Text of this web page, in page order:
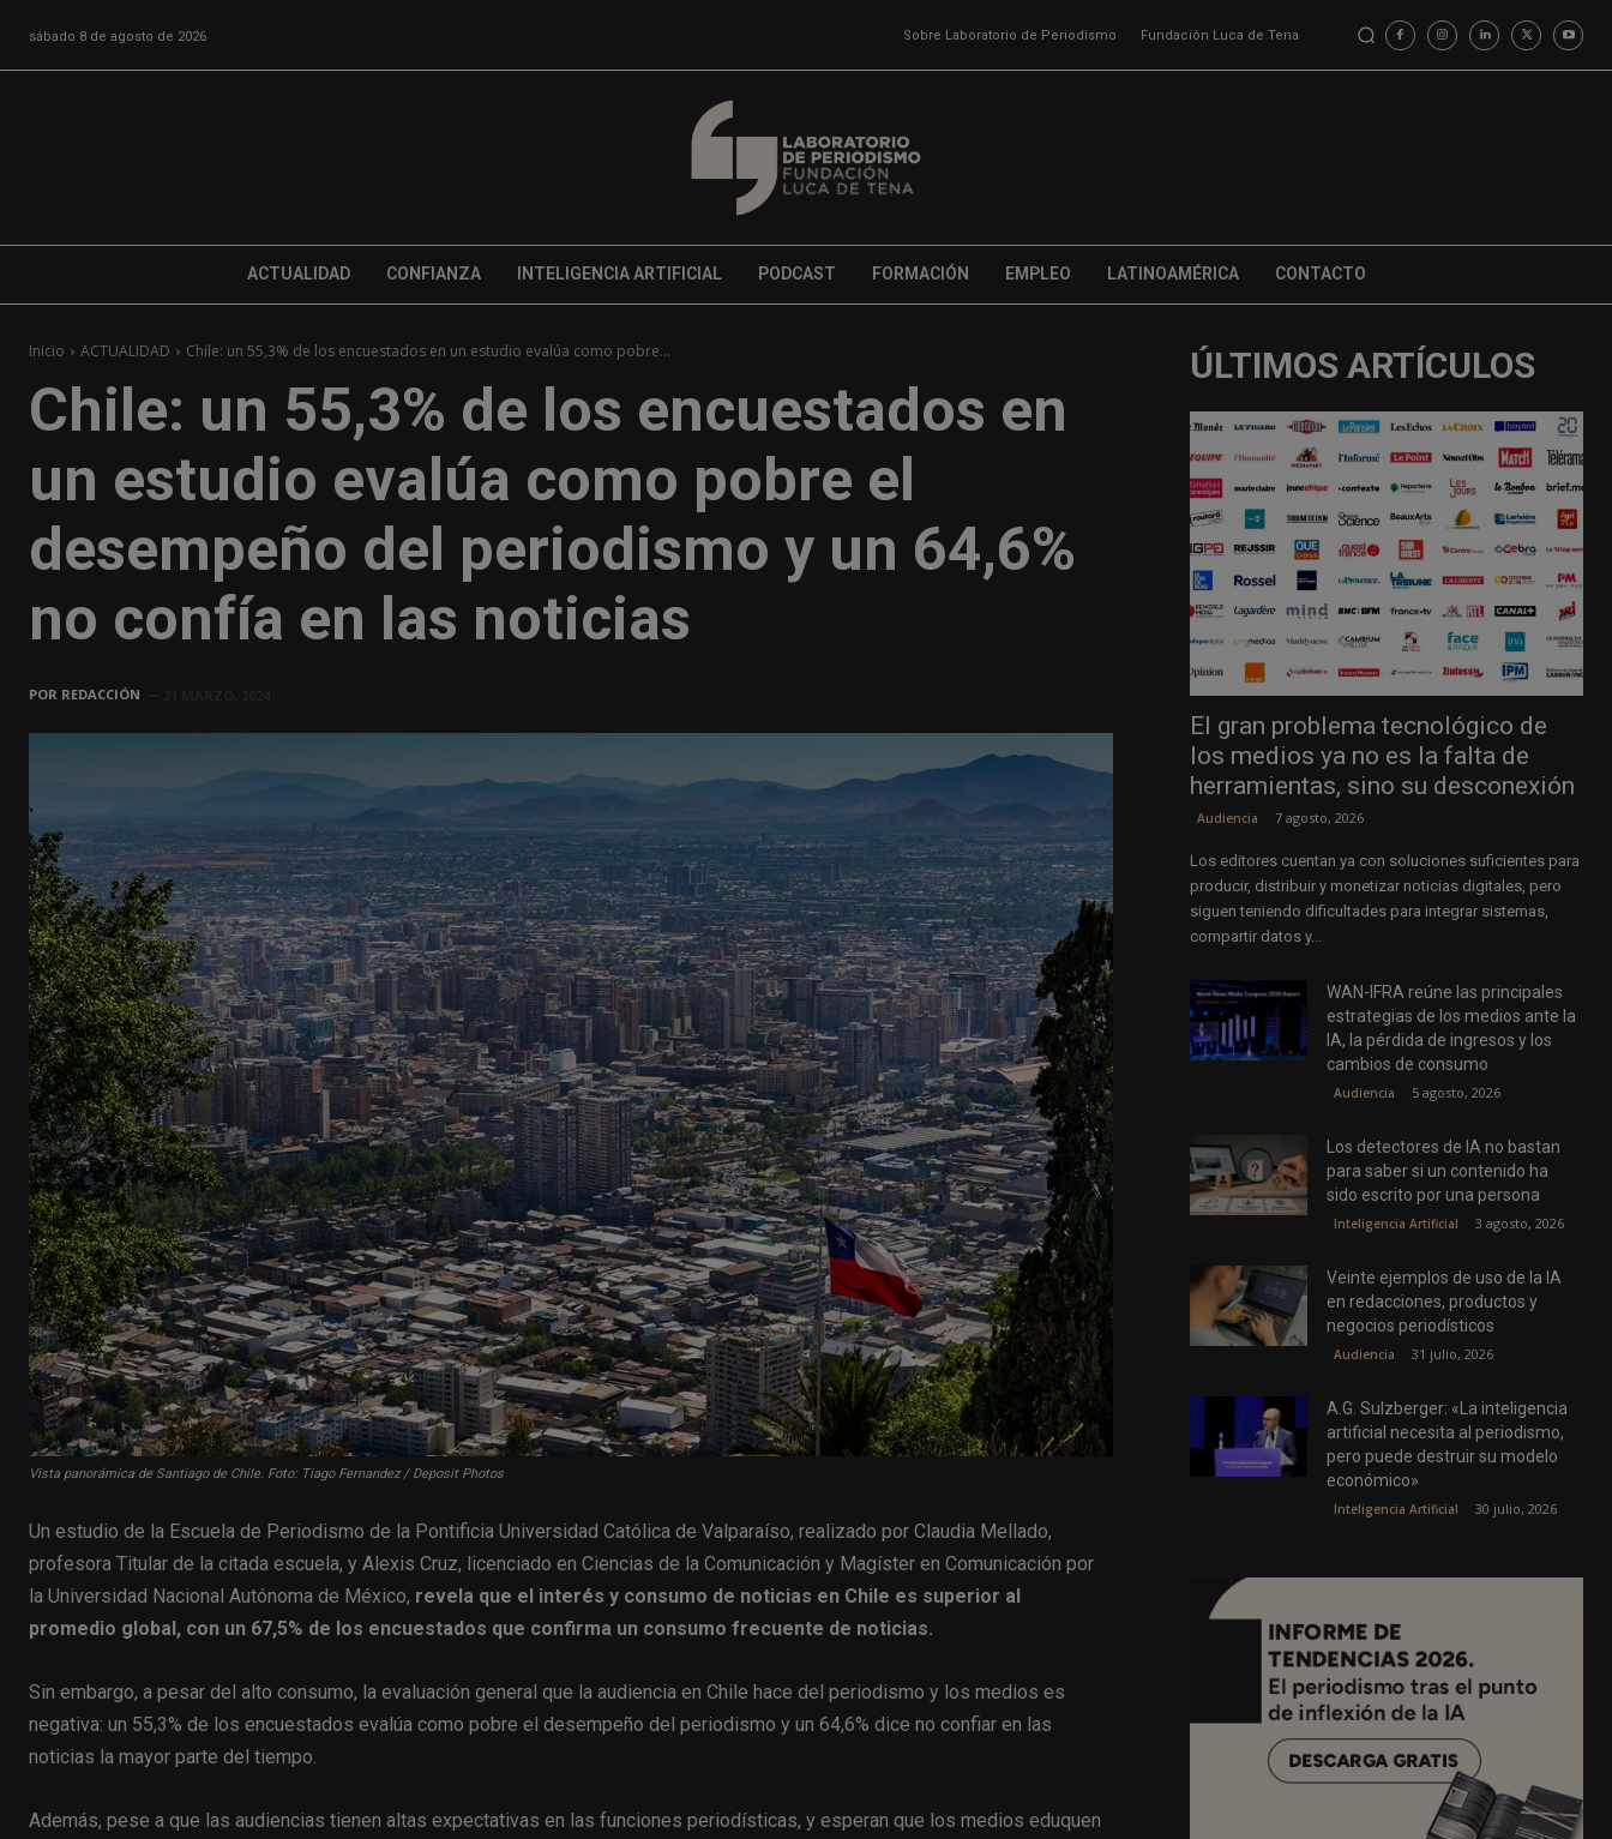
sábado 8 de agosto de 2026 Sobre Laboratorio de Periodismo Fundación Luca de Tena
ACTUALIDAD CONFIANZA INTELIGENCIA ARTIFICIAL PODCAST FORMACIÓN EMPLEO LATINOAMÉRICA CONTACTO
Inicio ACTUALIDAD Chile: un 55,3% de los encuestados en un estudio evalúa como pobre...
Chile: un 55,3% de los encuestados en
un estudio evalúa como pobre el
desempeño del periodismo y un 64,6%
no confía en las noticias
POR REDACCIÓN
Vista panorámica de Santiago de Chile. Foto: Tiago Fernandez / Deposit Photos
Un estudio de la Escuela de Periodismo de la Pontificia Universidad Católica de Valparaíso, realizado por Claudia Mellado,
profesora Titular de la citada escuela, y Alexis Cruz, licenciado en Ciencias de la Comunicación y Magíster en Comunicación por
la Universidad Nacional Autónoma de México, revela que el interés y consumo de noticias en Chile es superior al
promedio global, con un 67,5% de los encuestados que confirma un consumo frecuente de noticias.
Sin embargo, a pesar del alto consumo, la evaluación general que la audiencia en Chile hace del periodismo y los medios es
negativa: un 55,3% de los encuestados evalúa como pobre el desempeño del periodismo y un 64,6% dice no confiar en las
noticias la mayor parte del tiempo.
Además, pese a que las audiencias tienen altas expectativas en las funciones periodísticas, y esperan que los medios eduquen
ÚLTIMOS ARTÍCULOS
El gran problema tecnológico de
los medios ya no es la falta de
herramientas, sino su desconexión
Audiencia 7 agosto, 2026
Los editores cuentan ya con soluciones suficientes para
producir, distribuir y monetizar noticias digitales, pero
siguen teniendo dificultades para integrar sistemas,
compartir datos y...
WAN-IFRA reúne las principales
estrategias de los medios ante la
IA, la pérdida de ingresos y los
cambios de consumo
Audiencia 5 agosto, 2026
Los detectores de IA no bastan
para saber si un contenido ha
sido escrito por una persona
Inteligencia Artificial 3 agosto, 2026
Veinte ejemplos de uso de la IA
en redacciones, productos y
negocios periodísticos
Audiencia 31 julio, 2026
A.G. Sulzberger: «La inteligencia
artificial necesita al periodismo,
pero puede destruir su modelo
económico»
Inteligencia Artificial 30 julio, 2026